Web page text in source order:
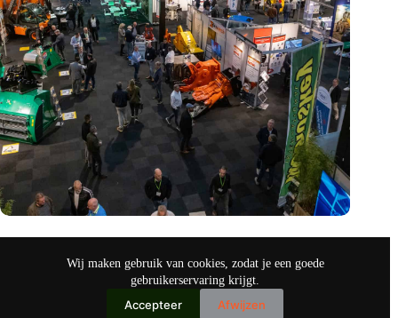
Wij maken gebruik van cookies, zodat je een goede
gebruikerservaring krijgt.
Accepteer Afwijzen
legt accent op de rol van AI
nov 9, 2024